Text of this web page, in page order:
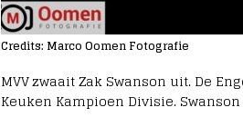
Credits: Marco Oomen Fotografie
MVV zwaait Zak Swanson uit. De
Keuken Kampioen Divisie.